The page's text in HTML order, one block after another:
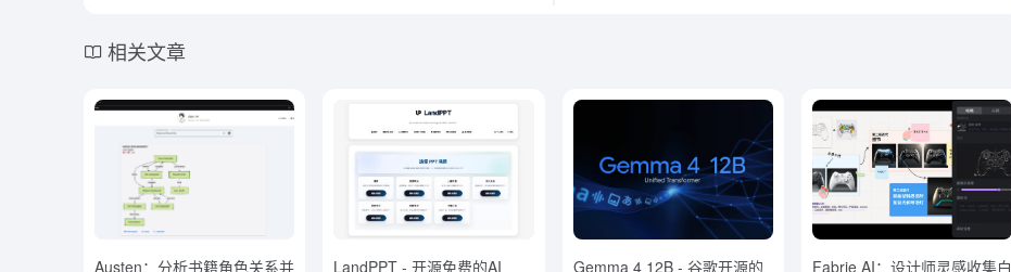
相关文章
Austen：分析书籍角色关系并
LandPPT - 开源免费的AI
Gemma 4 12B - 谷歌开源的
Fabrie AI：设计师灵感收集白